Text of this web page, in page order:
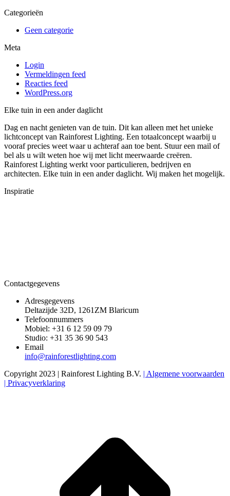
Categorieën
Geen categorie
Meta
Login
Vermeldingen feed
Reacties feed
WordPress.org
Elke tuin in een ander daglicht
Dag en nacht genieten van de tuin. Dit kan alleen met het unieke
lichtconcept van Rainforest Lighting. Een totaalconcept waarbij u
vooraf precies weet waar u achteraf aan toe bent. Stuur een mail of
bel als u wilt weten hoe wij met licht meerwaarde creëren.
Rainforest Lighting werkt voor particulieren, bedrijven en
architecten. Elke tuin in een ander daglicht. Wij maken het mogelijk.
Inspiratie
Contactgegevens
Adresgegevens
Deltazijde 32D, 1261ZM Blaricum
Telefoonnummers
Mobiel: +31 6 12 59 09 79
Studio: +31 35 36 90 543
Email
info@rainforestlighting.com
Copyright 2023 | Rainforest Lighting B.V. | Algemene voorwaarden
| Privacyverklaring